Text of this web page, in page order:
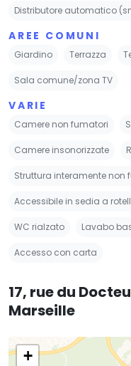
Distributore automatico
AREE COMUNI
Giardino Terrazza
Sala comune/zona TV
VARIE
Camere non fumatori
Camere insonorizzate
Struttura interamente non
Accessibile in sedia a
WC rialzato Lavabo
Accesso con carta
17, rue du
Marseille
+